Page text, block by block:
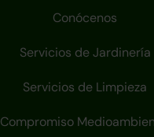
Conócenos
Servicios de Jardinería
Servicios de Limpieza
Compromiso